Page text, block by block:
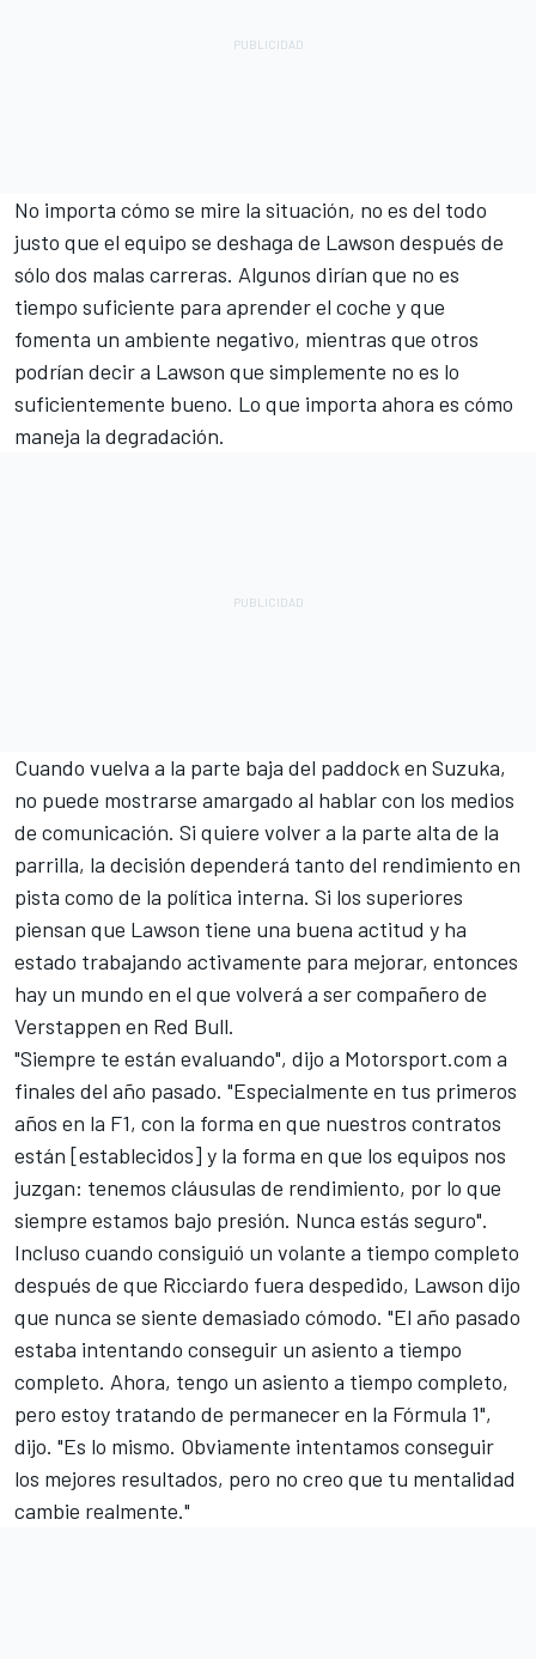
No importa cómo se mire la situación, no es del todo
justo que el equipo se deshaga de Lawson después de
sólo dos malas carreras. Algunos dirían que no es
tiempo suficiente para aprender el coche y que
fomenta un ambiente negativo, mientras que otros
podrían decir a Lawson que simplemente no es lo
suficientemente bueno. Lo que importa ahora es cómo
maneja la degradación.
Cuando vuelva a la parte baja del paddock en Suzuka,
no puede mostrarse amargado al hablar con los medios
de comunicación. Si quiere volver a la parte alta de la
parrilla, la decisión dependerá tanto del rendimiento en
pista como de la política interna. Si los superiores
piensan que Lawson tiene una buena actitud y ha
estado trabajando activamente para mejorar, entonces
hay un mundo en el que volverá a ser compañero de
Verstappen en Red Bull.
"Siempre te están evaluando", dijo a Motorsport.com a
finales del año pasado. "Especialmente en tus primeros
años en la F1, con la forma en que nuestros contratos
están [establecidos] y la forma en que los equipos nos
juzgan: tenemos cláusulas de rendimiento, por lo que
siempre estamos bajo presión. Nunca estás seguro".
Incluso cuando consiguió un volante a tiempo completo
después de que Ricciardo fuera despedido, Lawson dijo
que nunca se siente demasiado cómodo. "El año pasado
estaba intentando conseguir un asiento a tiempo
completo. Ahora, tengo un asiento a tiempo completo,
pero estoy tratando de permanecer en la Fórmula 1",
dijo. "Es lo mismo. Obviamente intentamos conseguir
los mejores resultados, pero no creo que tu mentalidad
cambie realmente."